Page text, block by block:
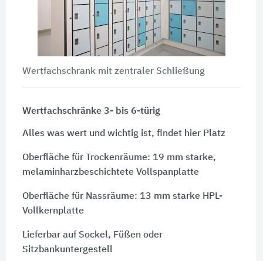
Wertfachschrank mit zentraler Schließung
Wertfachschränke 3- bis 6-türig
Alles was wert und wichtig ist, findet hier Platz
Oberfläche für Trockenräume: 19 mm starke,
melaminharzbeschichtete Vollspanplatte
Oberfläche für Nassräume: 13 mm starke HPL-
Vollkernplatte
Lieferbar auf Sockel, Füßen oder
Sitzbankuntergestell